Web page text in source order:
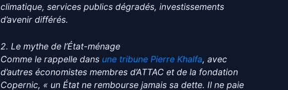
climatique, services publics dégradés, investissements
d’avenir différés.
2. Le mythe de l’État-ménage
Comme le rappelle dans une tribune Pierre Khalfa, avec
d’autres économistes membres d’ATTAC et de la fondation
Copernic, « un État ne rembourse jamais sa dette. Il ne paie